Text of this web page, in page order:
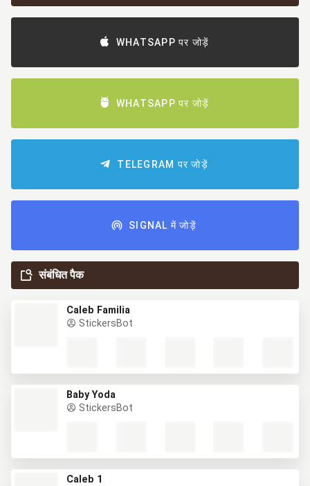
WHATSAPP पर जोड़ें
WHATSAPP पर जोड़ें
TELEGRAM पर जोड़ें
SIGNAL में जोड़ें
संबंधित पैक
Caleb Familia
StickersBot
Baby Yoda
StickersBot
Caleb 1